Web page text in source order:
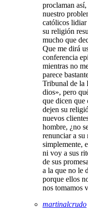
proclaman
nuestro
católicos lidiar
su religión
mucho que
Que me dirá
conferencia
mientras no
parece
Tribunal de la
dios», pero
que dicen
dejen su
nuevos
hombre, ¿no
renunciar a su
simplemente,
ni voy a sus
de sus
a la que no le
porque ellos
nos tomamos
martinalcrudo